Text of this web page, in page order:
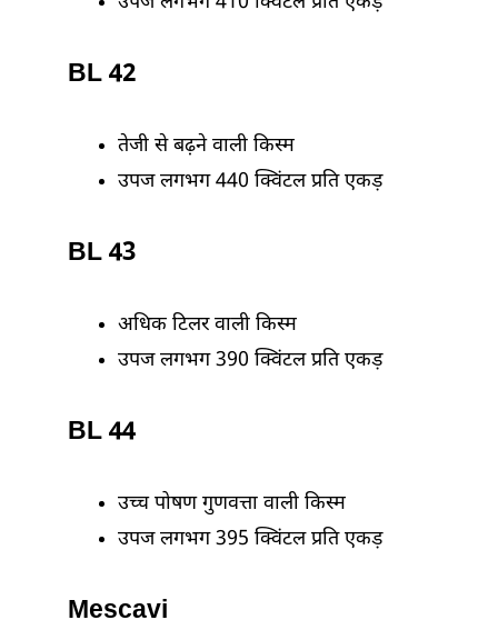
BL 42
तेजी से बढ़ने वाली किस्म
उपज लगभग 440 क्विंटल प्रति एकड़
BL 43
अधिक टिलर वाली किस्म
उपज लगभग 390 क्विंटल प्रति एकड़
BL 44
उच्च पोषण गुणवत्ता वाली किस्म
उपज लगभग 395 क्विंटल प्रति एकड़
Mescavi